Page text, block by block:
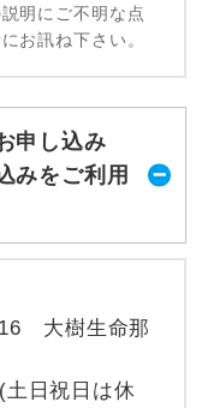
明にご不明な点
お訊ね下さい。
申し込み
みをご利用
大樹生命那
日祝日は休